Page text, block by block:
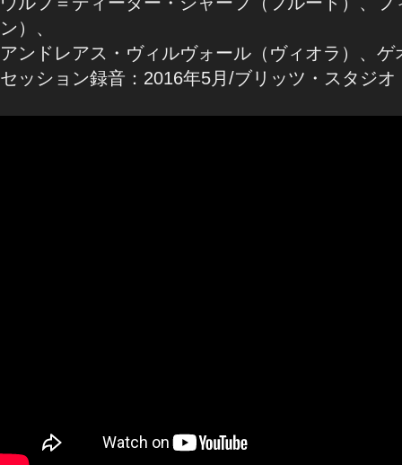
ン）、
アンドレアス・ヴィルヴォール（ヴィオラ）、
セッション録音：2016年5月/ブリッツ・スタジオ